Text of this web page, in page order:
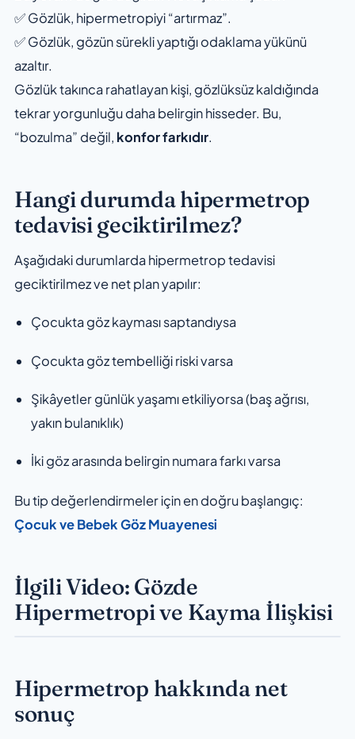
✅ Gözlük, hipermetropiyi “artırmaz”.
✅ Gözlük, gözün sürekli yaptığı odaklama yükünü
azaltır.
Gözlük takınca rahatlayan kişi, gözlüksüz kaldığında
tekrar yorgunluğu daha belirgin hisseder. Bu,
“bozulma” değil, konfor farkıdır.
Hangi durumda hipermetrop
tedavisi geciktirilmez?
Aşağıdaki durumlarda hipermetrop tedavisi
geciktirilmez ve net plan yapılır:
Çocukta göz kayması saptandıysa
Çocukta göz tembelliği riski varsa
Şikâyetler günlük yaşamı etkiliyorsa (baş ağrısı,
yakın bulanıklık)
İki göz arasında belirgin numara farkı varsa
Bu tip değerlendirmeler için en doğru başlangıç:
Çocuk ve Bebek Göz Muayenesi
İlgili Video: Gözde
Hipermetropi ve Kayma İlişkisi
Hipermetrop hakkında net
sonuç